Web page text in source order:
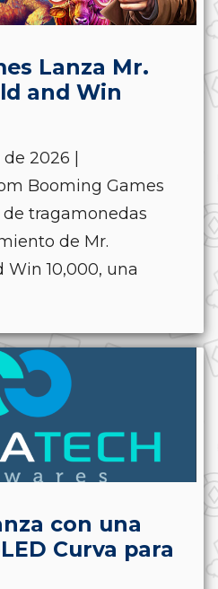
Lanza Mr.
and Win
2026 |
Booming Games
tragamonedas
de Mr.
Win 10,000, una
con una
Curva para